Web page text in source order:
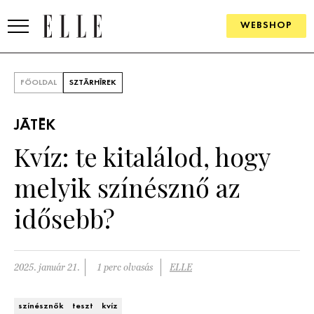
WEBSHOP
SZÉPSÉG
ÉLETMÓD
PÁRKAPCSOLAT
FŐOLDAL SZTÁRHÍREK
JÁTÉK
Kvíz: te kitalálod, hogy
melyik színésznő az
idősebb?
2025. január 21. 1 perc olvasás ELLE
színésznők teszt kvíz